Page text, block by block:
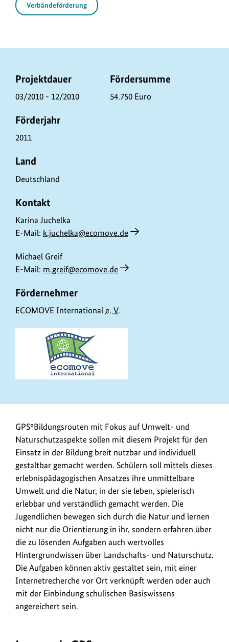
Verbändeförderung
P
r
j
e
k
t
d
a
t
e
Projektdauer
03/2010 - 12/2010
Förderjahr
2011
Land
Deutschland
Fördersumme
54.750 Euro
Kontakt
Karina Juchelka
E-Mail: k.juchelka@ecomove.de
Michael Greif
E-Mail: m.greif@ecomove.de
Fördernehmer
ECOMOVE International e. V.
GPS°Bildungsrouten mit Fokus auf Umwelt- und
Naturschutzaspekte sollen mit diesem Projekt für den
Einsatz in der Bildung breit nutzbar und individuell
gestaltbar gemacht werden. Schülern soll mittels dieses
erlebnispädagogischen Ansatzes ihre unmittelbare
Umwelt und die Natur, in der sie leben, spielerisch
erlebbar und verständlich gemacht werden. Die
Jugendlichen bewegen sich durch die Natur und lernen
nicht nur die Orientierung in ihr, sondern erfahren über
die zu lösenden Aufgaben auch wertvolles
Hintergrundwissen über Landschafts- und Naturschutz.
Die Aufgaben können aktiv gestaltet sein, mit einer
Internetrecherche vor Ort verknüpft werden oder auch
mit der Einbindung schulischen Basiswissens
angereichert sein.